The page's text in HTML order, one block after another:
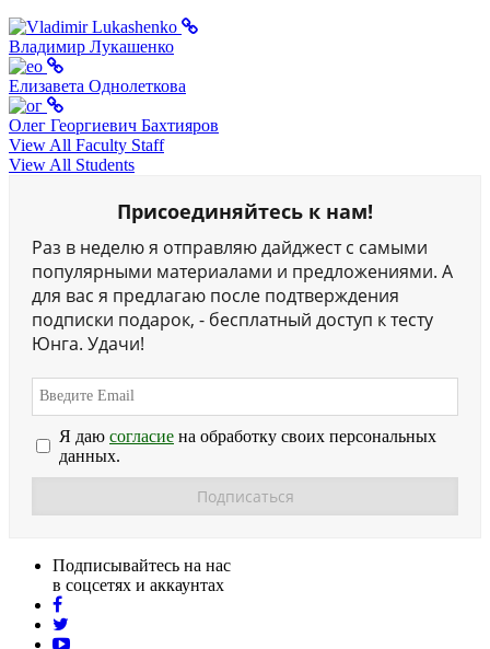
Владимир Лукашенко
Елизавета Однолеткова
Олег Георгиевич Бахтияров
View All Faculty Staff
View All Students
Присоединяйтесь к нам!
Раз в неделю я отправляю дайджест с самыми
популярными материалами и предложениями. А
для вас я предлагаю после подтверждения
подписки подарок, - бесплатный доступ к тесту
Юнга. Удачи!
Я даю согласие на обработку своих персональных
данных.
Подписывайтесь на нас
в соцсетях и аккаунтах
facebook
youtube